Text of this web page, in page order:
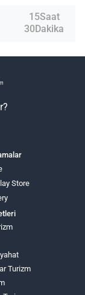
15Saat
30Dakika
Store
Turizm